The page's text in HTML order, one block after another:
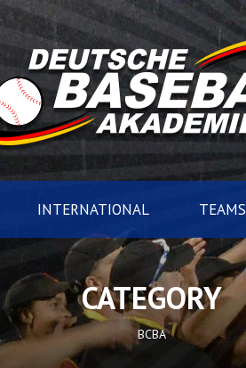
INTERNATIONAL TEAMS
CATEGORY
BCBA